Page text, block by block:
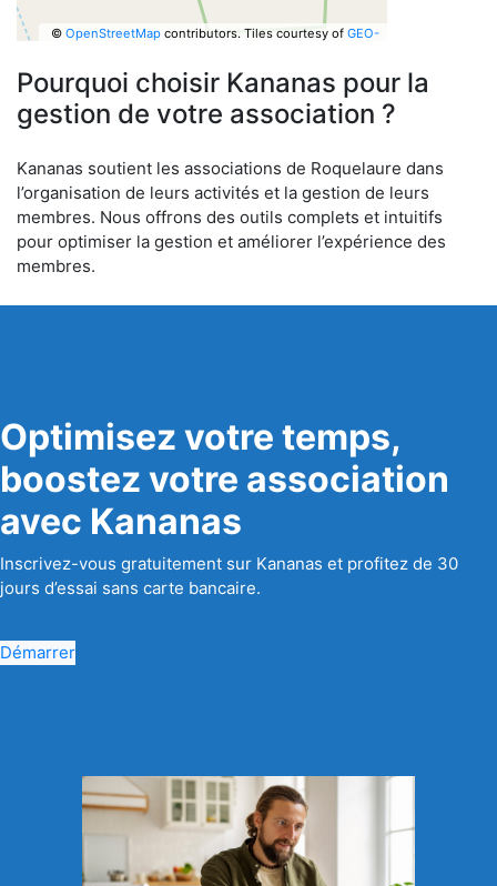
© OpenStreetMapcontributors. Tiles courtesy of GEO-
Pourquoi choisir Kananas pour la
gestion de votre association ?
Kananas soutient les associations de Roquelaure dans
l’organisation de leurs activités et la gestion de leurs
membres. Nous offrons des outils complets et intuitifs
pour optimiser la gestion et améliorer l’expérience des
membres.
Optimisez votre temps,
boostez votre association
avec Kananas
Inscrivez-vous gratuitement sur Kananas et profitez de 30
jours d’essai sans carte bancaire.
Démarrer